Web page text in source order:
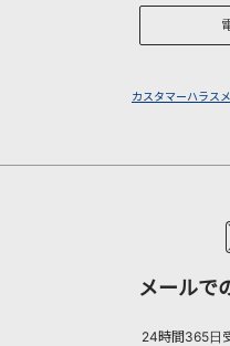
カスタマーハラス
メールで
24時間365日